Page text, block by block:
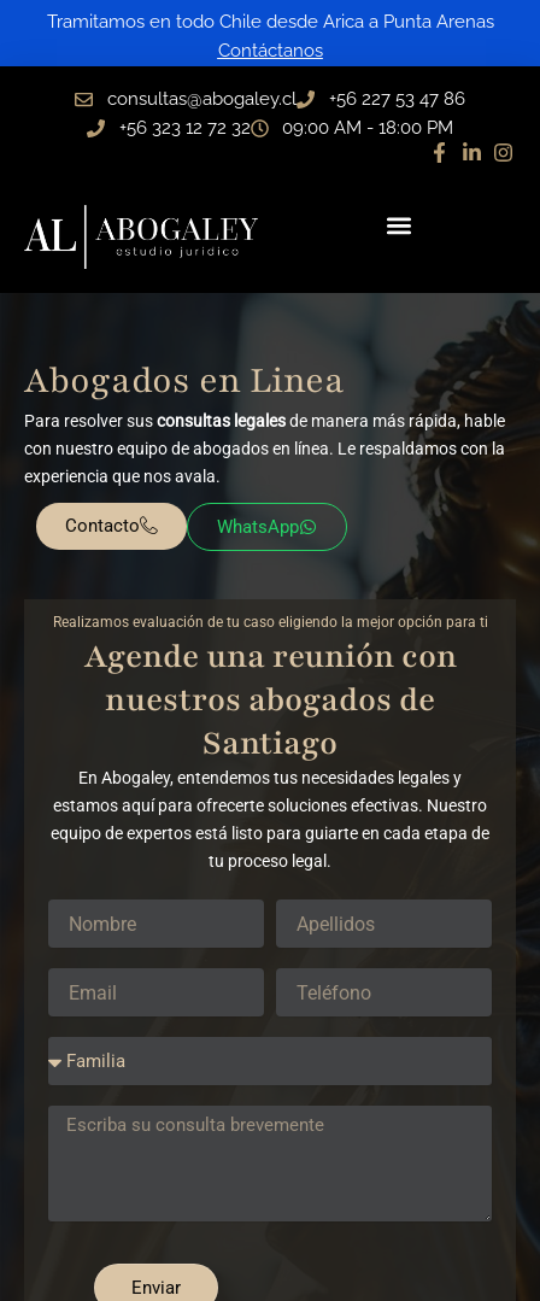
contenido
Tramitamos en todo Chile desde Arica a Punta Arenas
Contáctanos
consultas@abogaley.cl
+56 227 53 47 86
+56 323 12 72 32
09:00 AM - 18:00 PM
Abogados en Linea
Para resolver susconsultas legalesde manera más rápida, hable
con nuestro equipo de abogados en línea. Le respaldamos con la
experiencia que nos avala.
Contacto WhatsApp
Realizamos evaluación de tu caso eligiendo la mejor opción para ti
Agende una reunión con
nuestros abogados de
Santiago
En Abogaley, entendemos tus necesidades legales y
estamos aquí para ofrecerte soluciones efectivas. Nuestro
equipo de expertos está listo para guiarte en cada etapa de
tu proceso legal.
Enviar